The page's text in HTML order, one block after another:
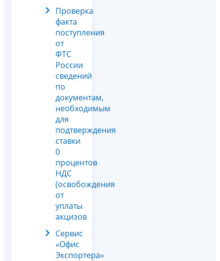
Проверка
факта
поступления
от
ФТС
России
сведений
по
документам,
необходимым
для
подтверждения
ставки
0
процентов
НДС
(освобождения
от
уплаты
акцизов
Сервис
«Офис
Экспортера»